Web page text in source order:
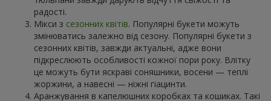
радості.
Мікси з сезонних квітів. Популярні букети можуть
змінюватись залежно від сезону. Популярні букети з
сезонних квітів, завжди актуальні, адже вони
підкреслюють особливості кожної пори року. Влітку
це можуть бути яскраві соняшники, восени — теплі
жоржини, а навесні — ніжні гіацинти.
Аранжування в капелюшних коробках та кошиках. Такі